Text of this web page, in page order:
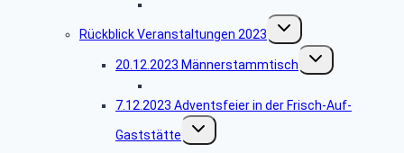
Rückblick Veranstaltungen 2023
Untermenü
umschalten
20.12.2023 Männerstammtisch
Untermenü
umschalten
7.12.2023 Adventsfeier in der Frisch-Auf-
Gaststätte
Untermenü
umschalten